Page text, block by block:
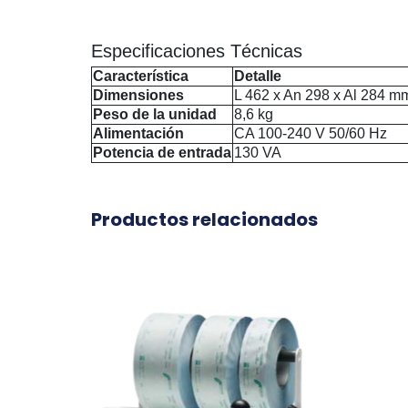
Especificaciones Técnicas
Característica
Detalle
Dimensiones
L 462 x An 298 x Al 284
Peso de la unidad
8,6 kg
Alimentación
CA 100-240 V 50/60 Hz
Potencia de entrada 130 VA
Productos relacionados